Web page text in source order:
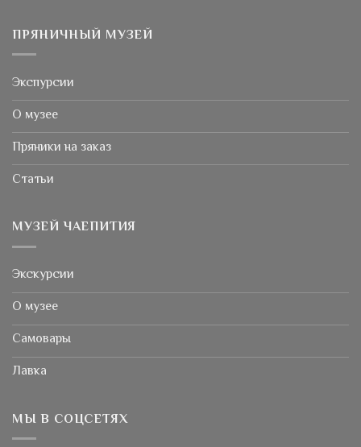
ПРЯНИЧНЫЙ МУЗЕЙ
Экспурсии
О музее
Пряники на заказ
Статьи
МУЗЕЙ ЧАЕПИТИЯ
Экскурсии
О музее
Самовары
Лавка
МЫ В СОЦСЕТЯХ